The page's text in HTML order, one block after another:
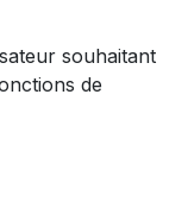
souhaitant
de